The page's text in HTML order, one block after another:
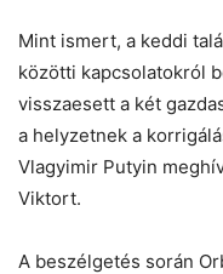
Mint ismert, a keddi
közötti kapcsolatokról
visszaesett a két
a helyzetnek a
Vlagyimir Putyin
Viktort.
A beszélgetés során